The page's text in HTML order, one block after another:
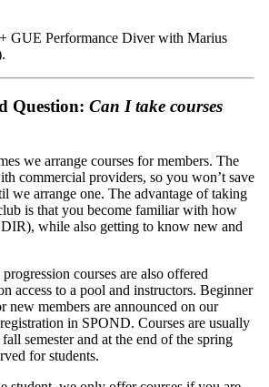
GUE Performance Diver with Marius
Question: Can I take courses
we arrange courses for members. The
commercial providers, so you won’t save
we arrange one. The advantage of taking
is that you become familiar with how
while also getting to know new and
courses are also offered
access to a pool and instructors. Beginner
new members are announced on our
in SPOND. Courses are usually
semester and at the end of the spring
for students.